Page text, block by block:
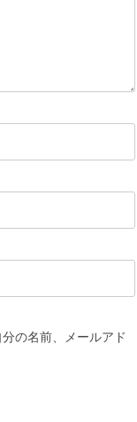
の名前、メールアド